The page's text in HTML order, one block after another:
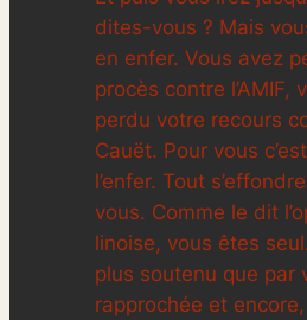
dites-vous ? Mais
en enfer. Vous avez
procès contre l’AMIF,
perdu votre recours
Cauët. Pour vous
l’enfer. Tout
vous. Comme le dit
linoise, vous êtes
plus soutenu que par
rapprochée et